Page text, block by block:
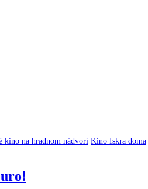
kino na hradnom nádvorí Kino Iskra doma